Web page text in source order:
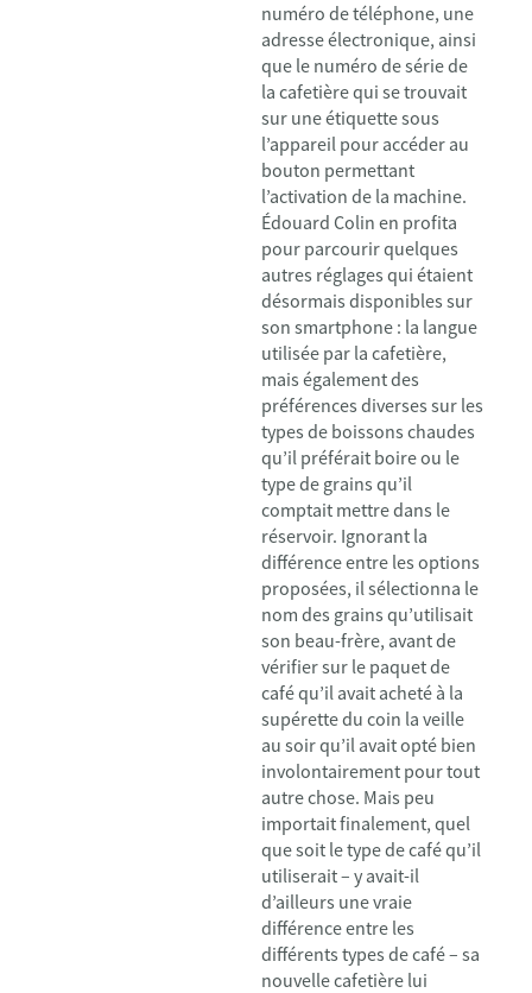
numéro de téléphone, une
adresse électronique, ainsi
que le numéro de série de
la cafetière qui se trouvait
sur une étiquette sous
l’appareil pour accéder au
bouton permettant
l’activation de la machine.
Édouard Colin en profita
pour parcourir quelques
autres réglages qui étaient
désormais disponibles sur
son smartphone : la langue
utilisée par la cafetière,
mais également des
préférences diverses sur les
types de boissons chaudes
qu’il préférait boire ou le
type de grains qu’il
comptait mettre dans le
réservoir. Ignorant la
différence entre les options
proposées, il sélectionna le
nom des grains qu’utilisait
son beau-frère, avant de
vérifier sur le paquet de
café qu’il avait acheté à la
supérette du coin la veille
au soir qu’il avait opté bien
involontairement pour tout
autre chose. Mais peu
importait finalement, quel
que soit le type de café qu’il
utiliserait – y avait-il
d’ailleurs une vraie
différence entre les
différents types de café – sa
nouvelle cafetière lui